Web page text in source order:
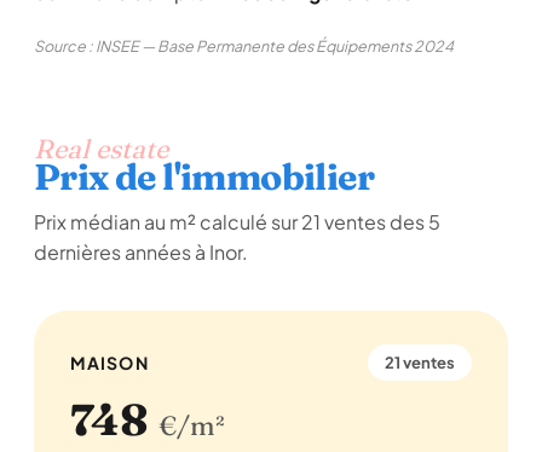
Source : INSEE — Base Permanente des Équipements 2024
Real estate
Prix de l'immobilier
Prix médian au m² calculé sur 21 ventes des 5
dernières années à Inor.
MAISON 21 ventes
748 €/m²